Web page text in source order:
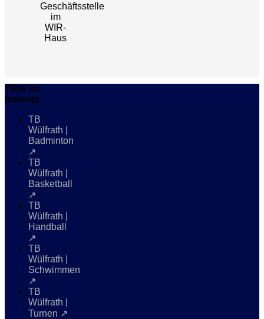
Geschäftsstelle
im
WIR-
Haus
TBW im
Internet
TB
Wülfrath |
Badminton
↗
TB
Wülfrath |
Basketball
↗
TB
Wülfrath |
Handball
↗
TB
Wülfrath |
Schwimmen
↗
TB
Wülfrath |
Turnen ↗